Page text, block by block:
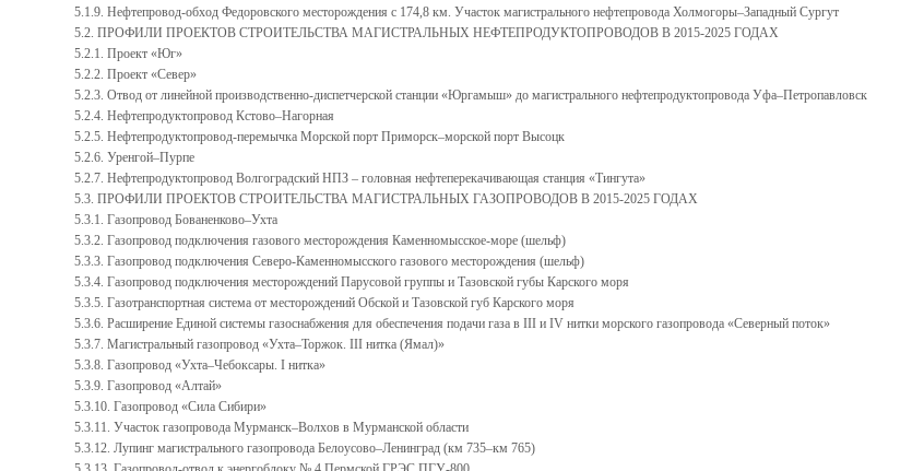
5.1.9. Нефтепровод-обход Федоровского месторождения с 174,8 км. Участок магистрального нефтепровода Холмогоры–Западный Сургут
5.2. ПРОФИЛИ ПРОЕКТОВ СТРОИТЕЛЬСТВА МАГИСТРАЛЬНЫХ НЕФТЕПРОДУКТОПРОВОДОВ В 2015-2025 ГОДАХ
5.2.1. Проект «Юг»
5.2.2. Проект «Север»
5.2.3. Отвод от линейной производственно-диспетчерской станции «Юргамыш» до магистрального нефтепродуктопровода Уфа–Петропавловск
5.2.4. Нефтепродуктопровод Кстово–Нагорная
5.2.5. Нефтепродуктопровод-перемычка Морской порт Приморск–морской порт Высоцк
5.2.6. Уренгой–Пурпе
5.2.7. Нефтепродуктопровод Волгоградский НПЗ – головная нефтеперекачивающая станция «Тингута»
5.3. ПРОФИЛИ ПРОЕКТОВ СТРОИТЕЛЬСТВА МАГИСТРАЛЬНЫХ ГАЗОПРОВОДОВ В 2015-2025 ГОДАХ
5.3.1. Газопровод Бованенково–Ухта
5.3.2. Газопровод подключения газового месторождения Каменномысское-море (шельф)
5.3.3. Газопровод подключения Северо-Каменномысского газового месторождения (шельф)
5.3.4. Газопровод подключения месторождений Парусовой группы и Тазовской губы Карского моря
5.3.5. Газотранспортная система от месторождений Обской и Тазовской губ Карского моря
5.3.6. Расширение Единой системы газоснабжения для обеспечения подачи газа в III и IV нитки морского газопровода «Северный поток»
5.3.7. Магистральный газопровод «Ухта–Торжок. III нитка (Ямал)»
5.3.8. Газопровод «Ухта–Чебоксары. I нитка»
5.3.9. Газопровод «Алтай»
5.3.10. Газопровод «Сила Сибири»
5.3.11. Участок газопровода Мурманск–Волхов в Мурманской области
5.3.12. Лупинг магистрального газопровода Белоусово–Ленинград (км 735–км 765)